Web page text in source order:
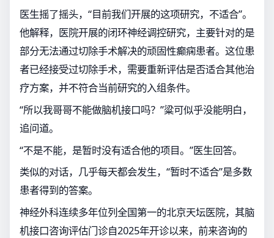
医生摇了摇头，“目前我们开展的这项研究，不适合”。
他解释，医院开展的闭环神经调控研究，主要针对的是
部分无法通过切除手术解决的顽固性癫痫患者。这位患
者已经接受过切除手术，需要重新评估是否适合其他治
疗方案，并不符合当前研究的入组条件。
“所以我哥哥不能做脑机接口吗？”粱可似乎没能明白，
追问道。
“不是不能，是暂时没有适合他的项目。”医生回答。
类似的对话，几乎每天都会发生，“暂时不适合”是多数
患者得到的答案。
神经外科连续多年位列全国第一的北京天坛医院，其脑
机接口咨询评估门诊自2025年开诊以来，前来咨询的